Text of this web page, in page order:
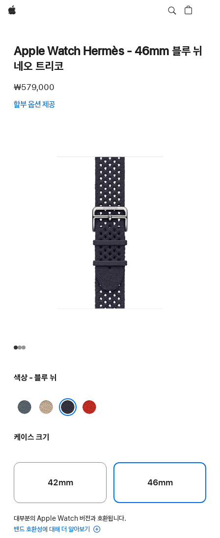
Apple
Apple Watch Hermès - 46mm 블루 뉘
네오 트리코
₩579,000
할부 옵션 제공
색상 - 블루 뉘
블루
아르질 카푸신
케이스 크기
42mm 46mm
대부분의 Apple Watch 버전과 호환됩니다.
밴드 호환성에 대해 더 알아보기